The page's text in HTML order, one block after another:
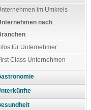
im Umkreis
nach
für Unternehmer
Class Unternehmen